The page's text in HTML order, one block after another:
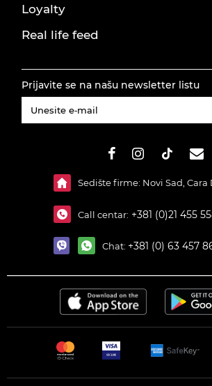
Loyalty
Real life feed
Prijavite se na našu newsletter listu
Sedište firme: Novi Sad, Cara
Call centar: +381 (0)21 455
Chat: +381 (0) 63 457